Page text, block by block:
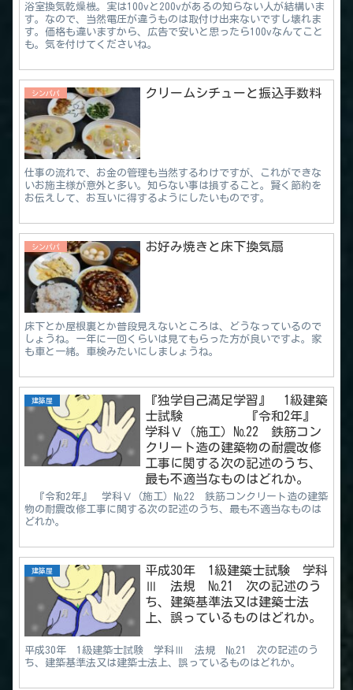
浴室換気乾燥機。実は100vと200vがあるの知らない人が結構いま
す。なので、当然電圧が違うものは取付け出来ないですし壊れま
す。価格も違いますから、広告で安いと思ったら100vなんてこと
も。気を付けてくださいね。
シンパパ クリームシチューと振込手数料
仕事の流れで、お金の管理も当然するわけですが、これができな
いお施主様が意外と多い。知らない事は損すること。賢く節約を
お伝えして、お互いに得するようにしたいものです。
シンパパ お好み焼きと床下換気扇
床下とか屋根裏とか普段見えないところは、どうなっているので
しょうね。一年に一回くらいは見てもらった方が良いですよ。家
も車と一緒。車検みたいにしましょうね。
建築屋
『独学自己満足学習』 1級建築
士試験 『令和2年』
学科Ⅴ（施工）№22 鉄筋コン
クリート造の建築物の耐震改修
工事に関する次の記述のうち、
最も不適当なものはどれか。
『令和2年』 学科Ⅴ（施工）№22 鉄筋コンクリート造の建築
物の耐震改修工事に関する次の記述のうち、最も不適当なものは
どれか。
建築屋
平成30年 1級建築士試験 学科
Ⅲ 法規 №21 次の記述のう
ち、建築基準法又は建築士法
上、誤っているものはどれか。
平成30年 1級建築士試験 学科Ⅲ 法規 №21 次の記述のう
ち、建築基準法又は建築士法上、誤っているものはどれか。